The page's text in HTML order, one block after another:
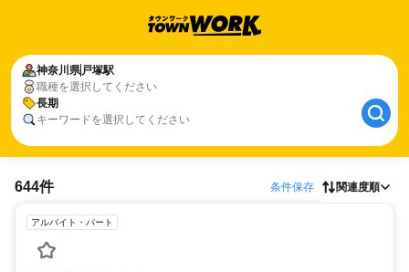
神奈川県戸塚駅
職種を選択してください
長期
キーワードを選択してください
644件 条件保存 関連度順
アルバイト・パート